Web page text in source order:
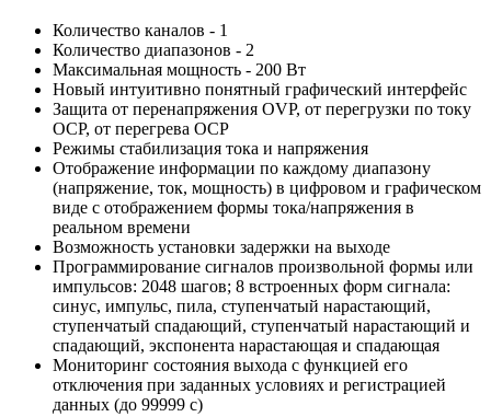
Количество каналов - 1
Количество диапазонов - 2
Максимальная мощность - 200 Вт
Новый интуитивно понятный графический интерфейс
Защита от перенапряжения OVP, от перегрузки по току
OCP, от перегрева OCP
Режимы стабилизация тока и напряжения
Отображение информации по каждому диапазону
(напряжение, ток, мощность) в цифровом и графическом
виде с отображением формы тока/напряжения в
реальном времени
Возможность установки задержки на выходе
Программирование сигналов произвольной формы или
импульсов: 2048 шагов; 8 встроенных форм сигнала:
синус, импульс, пила, ступенчатый нарастающий,
ступенчатый спадающий, ступенчатый нарастающий и
спадающий, экспонента нарастающая и спадающая
Мониторинг состояния выхода с функцией его
отключения при заданных условиях и регистрацией
данных (до 99999 с)